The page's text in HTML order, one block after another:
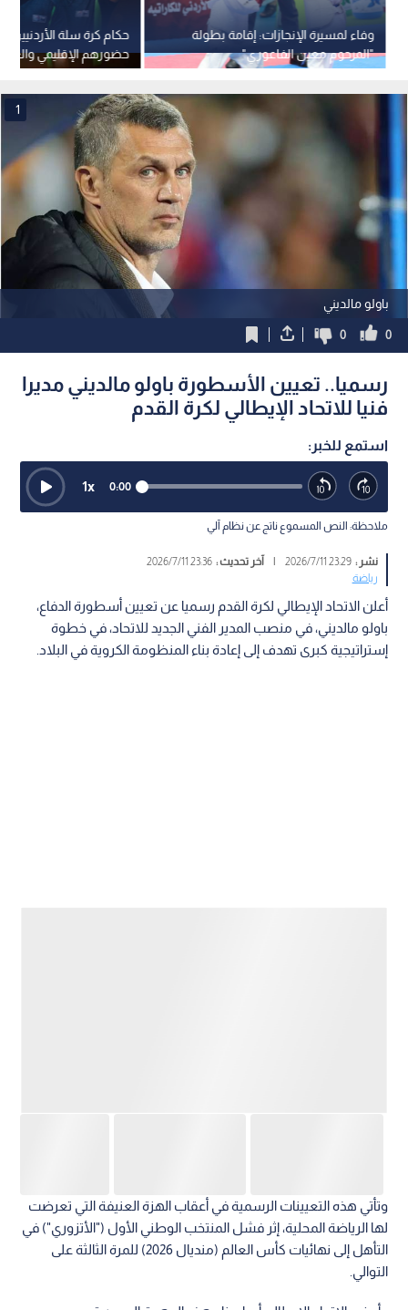
حكام كرة سلة الأردنيين
حضورهم الإقليمي
وفاء لمسيرة الإنجازات: إقامة بطولة
"المرحوم معين الفاعوري"
باولو مالديني
1
0
0
رسميا.. تعيين الأسطورة باولو مالديني مديرا
فنيا للاتحاد الإيطالي لكرة القدم
استمع للخبر:
0:00
1x
ملاحظة: النص المسموع ناتج عن نظام آلي
نشر :23:29 2026/7/11
| آخر تحديث :23:36 2026/7/11
رياضة
أعلن الاتحاد الإيطالي لكرة القدم رسميا عن تعيين أسطورة الدفاع،
باولو مالديني، في منصب المدير الفني الجديد للاتحاد، في خطوة
إستراتيجية كبرى تهدف إلى إعادة بناء المنظومة الكروية في البلاد.
وتأتي هذه التعيينات الرسمية في أعقاب الهزة العنيفة التي تعرضت
لها الرياضة المحلية، إثر فشل المنتخب الوطني الأول ("الأتزوري") في
التأهل إلى نهائيات كأس العالم (منديال 2026) للمرة الثالثة على
التوالي.